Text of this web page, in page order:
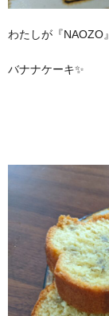
わたしが『NAOZO
バナナケーキ✨